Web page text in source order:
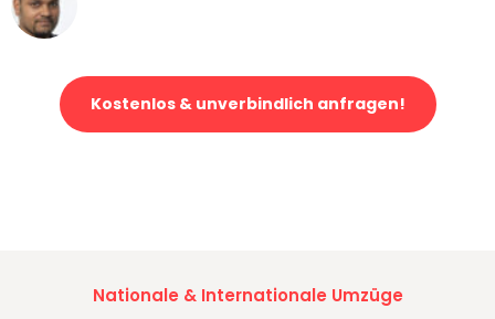
Kostenlos & unverbindlich anfragen!
Nationale & Internationale Umzüge